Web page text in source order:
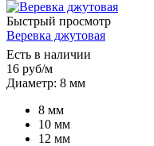
Быстрый просмотр
Веревка джутовая
Есть в наличии
16 руб/м
Диаметр: 8 мм
8 мм
10 мм
12 мм